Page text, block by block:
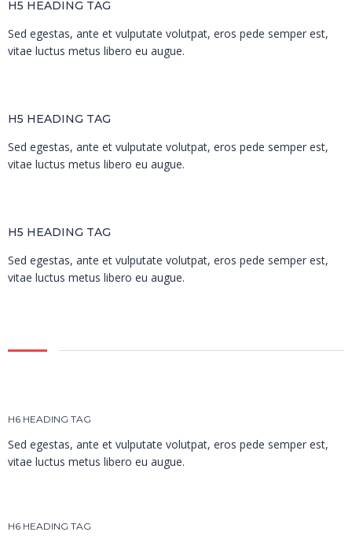
H5 HEADING TAG
Sed egestas, ante et vulputate volutpat, eros pede semper est,
vitae luctus metus libero eu augue.
H5 HEADING TAG
Sed egestas, ante et vulputate volutpat, eros pede semper est,
vitae luctus metus libero eu augue.
H5 HEADING TAG
Sed egestas, ante et vulputate volutpat, eros pede semper est,
vitae luctus metus libero eu augue.
H6 HEADING TAG
Sed egestas, ante et vulputate volutpat, eros pede semper est,
vitae luctus metus libero eu augue.
H6 HEADING TAG